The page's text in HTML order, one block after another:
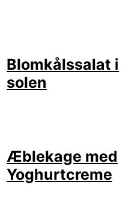
Blomkålssalat i
solen
Æblekage med
Yoghurtcreme